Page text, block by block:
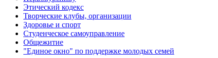
Этический кодекс
Творческие клубы, организации
Здоровье и спорт
Студенческое самоуправление
Общежитие
"Единое окно" по поддержке молодых семей